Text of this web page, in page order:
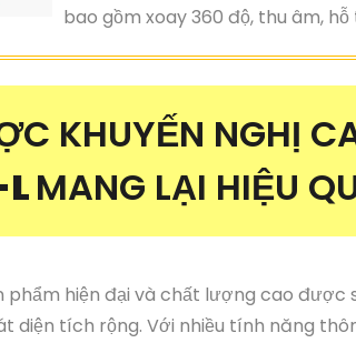
bao gồm xoay 360 độ, thu âm,
KHUYẾN NGHỊ
MANG LẠI HIỆU
phẩm hiện đại và chất lượng cao được
diện tích rộng. Với nhiều tính năng